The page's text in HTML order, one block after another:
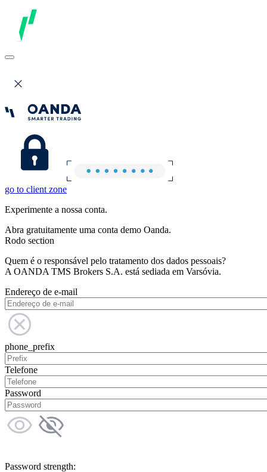
go to client zone
Experimente a nossa conta.
Abra gratuitamente uma conta demo Oanda.
Rodo section
Quem é o responsável pelo tratamento dos dados pessoais?
A OANDA TMS Brokers S.A. está sediada em Varsóvia.
Endereço de e-mail
phone_prefix
Telefone
Password
Password strength: